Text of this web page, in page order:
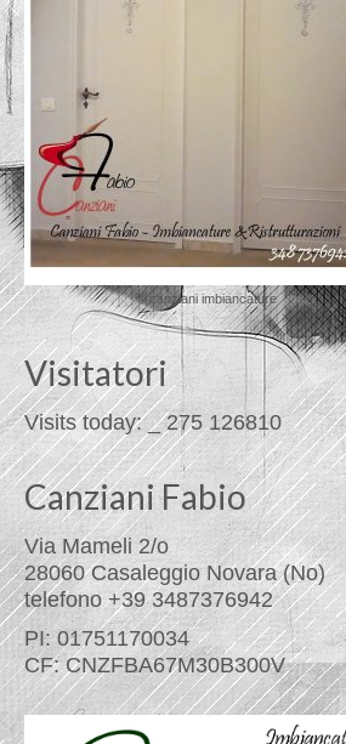
© canziani imbiancature
Visitatori
Visits today: _ 275 126810
Canziani Fabio
Via Mameli 2/o
28060 Casaleggio Novara (No)
telefono +39 3487376942
PI: 01751170034
CF: CNZFBA67M30B300V